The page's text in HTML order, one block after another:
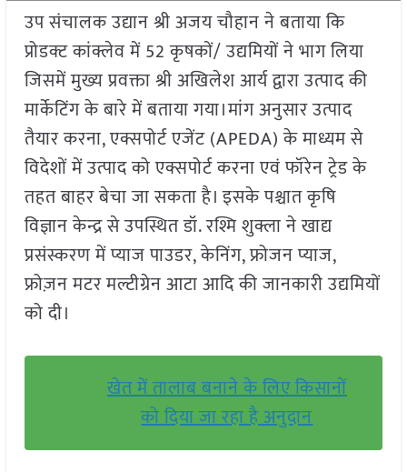
उप संचालक उद्यान श्री अजय चौहान ने बताया कि
प्रोडक्ट कांक्लेव में 52 कृषकों/ उद्यमियों ने भाग लिया
जिसमें मुख्य प्रवक्ता श्री अखिलेश आर्य द्वारा उत्पाद की
मार्केटिंग के बारे में बताया गया।मांग अनुसार उत्पाद
तैयार करना, एक्सपोर्ट एजेंट (APEDA) के माध्यम से
विदेशों में उत्पाद को एक्सपोर्ट करना एवं फॉरेन ट्रेड के
तहत बाहर बेचा जा सकता है। इसके पश्चात कृषि
विज्ञान केन्द्र से उपस्थित डॉ. रश्मि शुक्ला ने खाद्य
प्रसंस्करण में प्याज पाउडर, केनिंग, फ्रोजन प्याज,
फ्रोज़न मटर मल्टीग्रेन आटा आदि की जानकारी उद्यमियों
को दी।
खेत में तालाब बनाने के लिए किसानों
को दिया जा रहा है अनुदान